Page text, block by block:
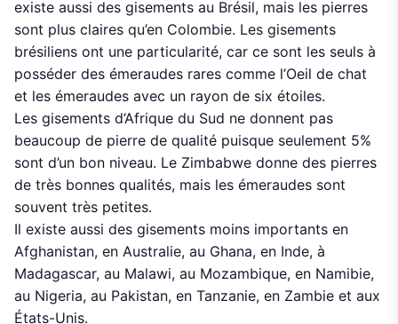
existe aussi des gisements au Brésil, mais les pierres
sont plus claires qu’en Colombie. Les gisements
brésiliens ont une particularité, car ce sont les seuls à
posséder des émeraudes rares comme l’Oeil de chat
et les émeraudes avec un rayon de six étoiles.
Les gisements d’Afrique du Sud ne donnent pas
beaucoup de pierre de qualité puisque seulement 5%
sont d’un bon niveau. Le Zimbabwe donne des pierres
de très bonnes qualités, mais les émeraudes sont
souvent très petites.
Il existe aussi des gisements moins importants en
Afghanistan, en Australie, au Ghana, en Inde, à
Madagascar, au Malawi, au Mozambique, en Namibie,
au Nigeria, au Pakistan, en Tanzanie, en Zambie et aux
États-Unis.